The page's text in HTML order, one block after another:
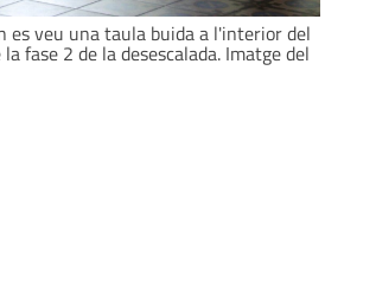
es veu una taula buida a l'interior del
fase 2 de la desescalada. Imatge del